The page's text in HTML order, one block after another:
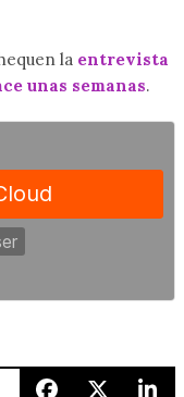
la entrevista
unas semanas.